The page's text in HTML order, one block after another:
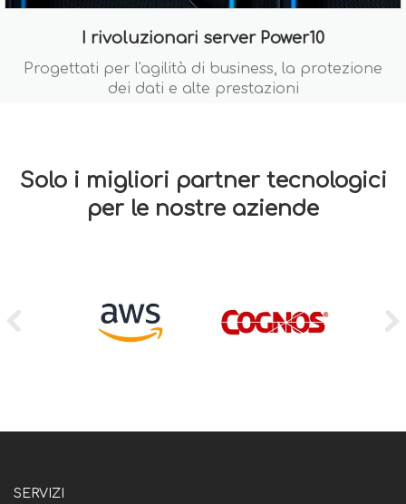
I rivoluzionari server Power10
Progettati per l'agilità di business, la protezione
dei dati e alte prestazioni
Solo i migliori partner tecnologici
per le nostre aziende
SERVIZI